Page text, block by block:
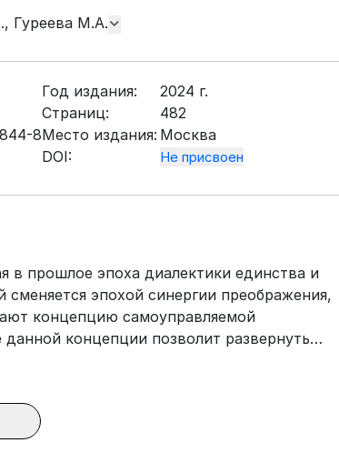
Гуреева М.А.
8
Год издания:
2024 г.
Страниц:
482
Место издания: Москва
DOI:
Не присвоен
в прошлое эпоха диалектики единства и
эпохой синергии преображения,
концепцию самоуправляемой
концепции позволит развернуть
ведущего здоровый образ жизни
коллективов и народно-
многомерным общественным